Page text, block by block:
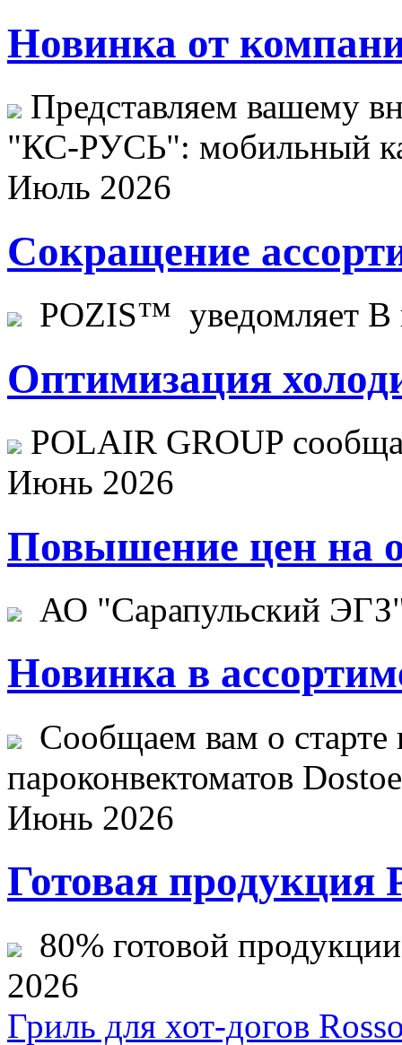
Новинка от
Представляем вашему
"КС-РУСЬ": мобильный
Июль 2026
Сокращение
POZIS™ уведомляет В
Оптимизация
POLAIR GROUP
Июнь 2026
Повышение цен на
АО "Сарапульский
Новинка в
Сообщаем вам о старте
пароконвектоматов
Июнь 2026
Готовая продукция
80% готовой
2026
Гриль для хот-догов